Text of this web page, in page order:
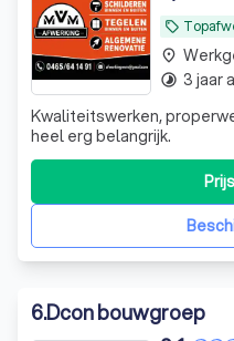
local_offer
Kwaliteitswerken,
heel erg belangrijk.
place
timelapse 3 jaar
6.Dcon bouwgroep